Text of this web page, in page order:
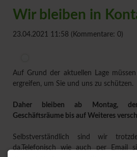
Wir bleiben in
23.04.2021 11:58 (Kommentare: 0)
Auf Grund der aktuellen Lage
ergreifen, um Sie und uns zu schützen.
Daher bleiben ab Montag,
Geschäftsräume bis auf Weiteres
Selbstverständlich sind wir
da.Telefonisch wie auch per